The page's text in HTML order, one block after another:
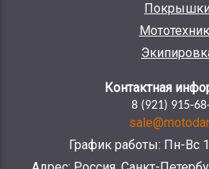
Покрышки
Контактная
8 (921) 915-
График работы: Пн-Вс